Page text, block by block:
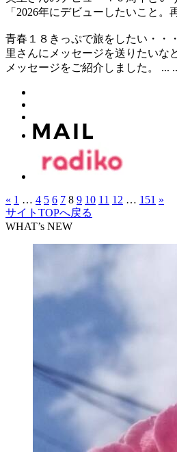
「2026年にデビューしたいこと。
青春１８きっぷで旅をしたい・・
里さんにメッセージを送りたいな
メッセージをご紹介しました。 ...
« 1 … 4 5 6 7 8 9 10 11 12 … 151 »
サイトTOPへ戻る
WHAT’s NEW